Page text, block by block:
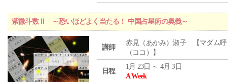
紫微斗数Ⅱ ～恐いほどよく当たる！ 中国占星術の奥義～
講師
赤見（あかみ）淑子 【マダム呼
（ココ）】
日程
1月 23日 ～ 4月 3日
A Week